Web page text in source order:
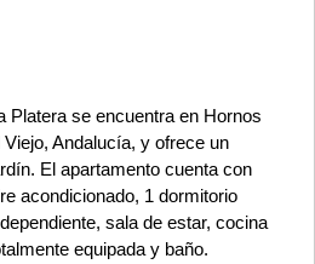
Platera se encuentra en Hornos
Viejo, Andalucía, y ofrece un
El apartamento cuenta con
acondicionado, 1 dormitorio
sala de estar, cocina
equipada y baño.